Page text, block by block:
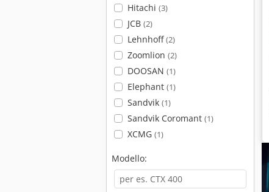
Hitachi (3)
JCB (2)
Lehnhoff(2)
Zoomlion (2)
DOOSAN (1)
Elephant (1)
Sandvik (1)
Sandvik Coromant (1)
XCMG (1)
Modello: